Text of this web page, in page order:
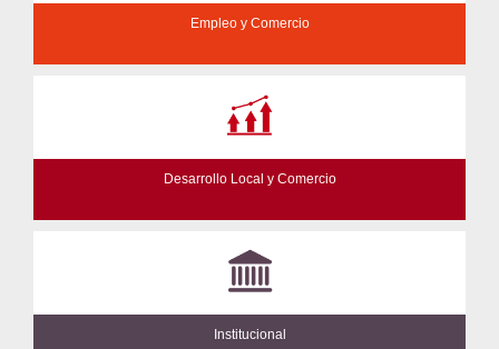
Empleo y Comercio
Desarrollo Local y Comercio
Institucional